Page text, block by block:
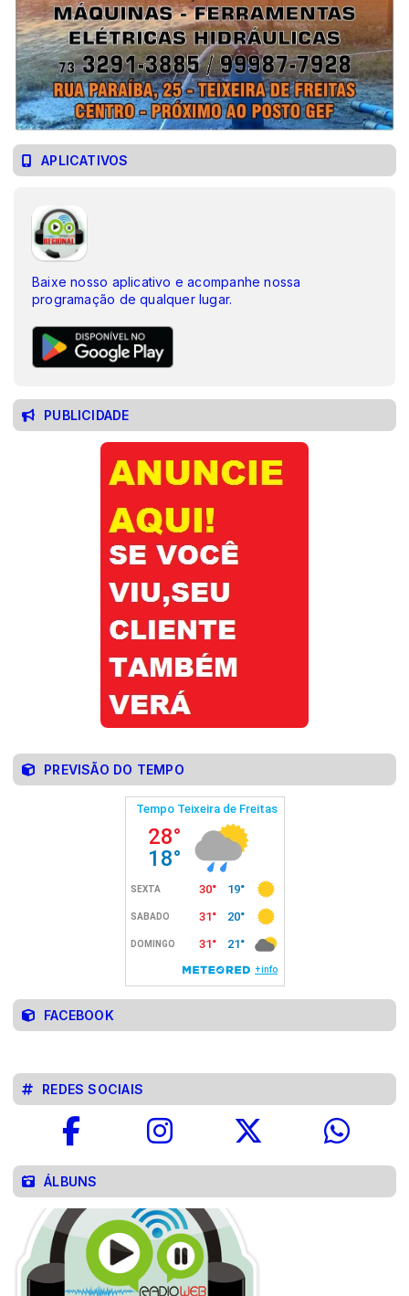
APLICATIVOS
Baixe nosso aplicativo e acompanhe nossa
programação de qualquer lugar.
PUBLICIDADE
PREVISÃO DO TEMPO
FACEBOOK
REDES SOCIAIS
ÁLBUNS